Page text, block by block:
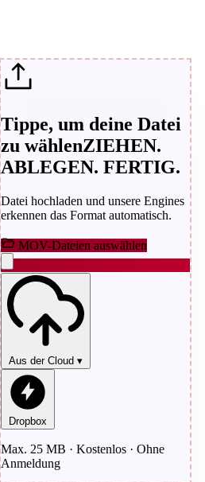
Tippe, um deine Datei
zu wählenZIEHEN.
ABLEGEN. FERTIG.
Datei hochladen und unsere Engines
erkennen das Format automatisch.
MOV-Dateien auswählen
Aus der Cloud ▾
Dropbox
Max. 25 MB · Kostenlos · Ohne
Anmeldung